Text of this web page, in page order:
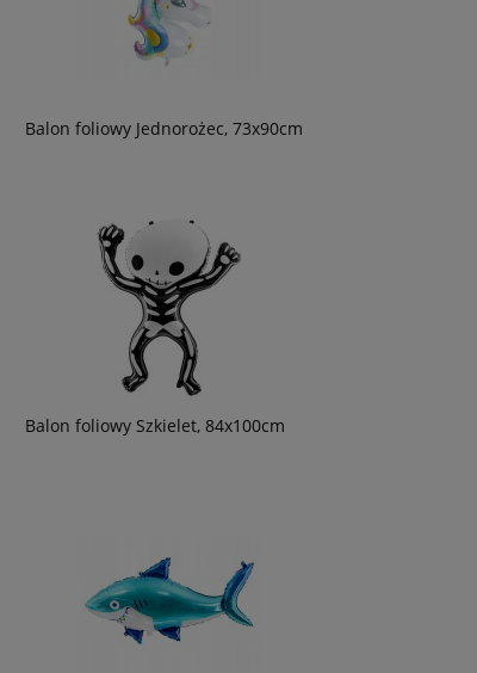
Balon foliowy Jednorożec, 73x90cm
Balon foliowy Szkielet, 84x100cm